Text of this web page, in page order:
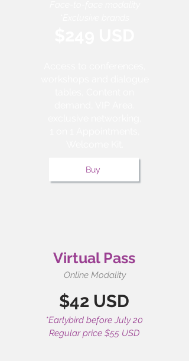
Buy
Virtual Pass
Online Modality
$42 USD
*Earlybird before July 20
Regular price $55 USD